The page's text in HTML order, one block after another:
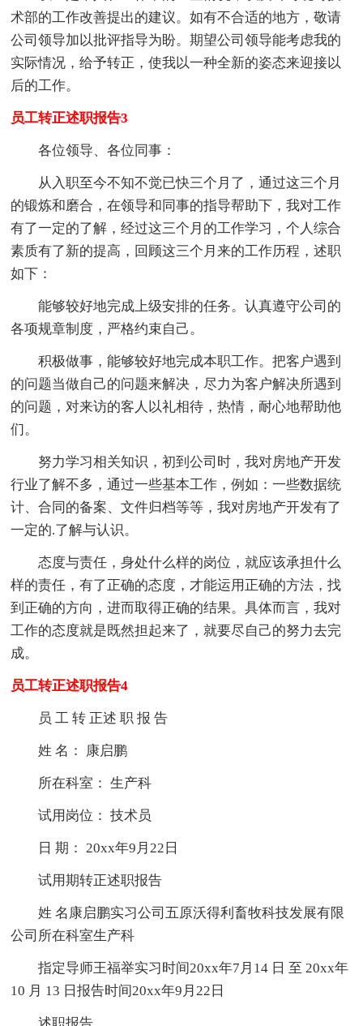
术部的工作改善提出的建议。如有不合适的地方，敬请
公司领导加以批评指导为盼。期望公司领导能考虑我的
实际情况，给予转正，使我以一种全新的姿态来迎接以
后的工作。
员工转正述职报告3
各位领导、各位同事：
从入职至今不知不觉已快三个月了，通过这三个月
的锻炼和磨合，在领导和同事的指导帮助下，我对工作
有了一定的了解，经过这三个月的工作学习，个人综合
素质有了新的提高，回顾这三个月来的工作历程，述职
如下：
能够较好地完成上级安排的任务。认真遵守公司的
各项规章制度，严格约束自己。
积极做事，能够较好地完成本职工作。把客户遇到
的问题当做自己的问题来解决，尽力为客户解决所遇到
的问题，对来访的客人以礼相待，热情，耐心地帮助他
们。
努力学习相关知识，初到公司时，我对房地产开发
行业了解不多，通过一些基本工作，例如：一些数据统
计、合同的备案、文件归档等等，我对房地产开发有了
一定的.了解与认识。
态度与责任，身处什么样的岗位，就应该承担什么
样的责任，有了正确的态度，才能运用正确的方法，找
到正确的方向，进而取得正确的结果。具体而言，我对
工作的态度就是既然担起来了，就要尽自己的努力去完
成。
员工转正述职报告4
员 工 转 正述 职 报 告
姓 名： 康启鹏
所在科室： 生产科
试用岗位： 技术员
日 期： 20xx年9月22日
试用期转正述职报告
姓 名康启鹏实习公司五原沃得利畜牧科技发展有限
公司所在科室生产科
指定导师王福举实习时间20xx年7月14 日 至 20xx年
10 月 13 日报告时间20xx年9月22日
述职报告